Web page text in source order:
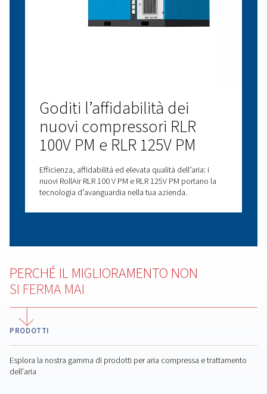
Aumenta l'efficienza
tua sala compressori con
la sincronizzazione di
ECOntrol6
del 15%. Aumenta la tua efficienza con ECOntrol6